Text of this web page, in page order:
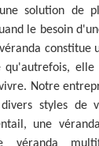
solution de
le besoin
constitue
qu'autrefois,
Notre
styles de
une